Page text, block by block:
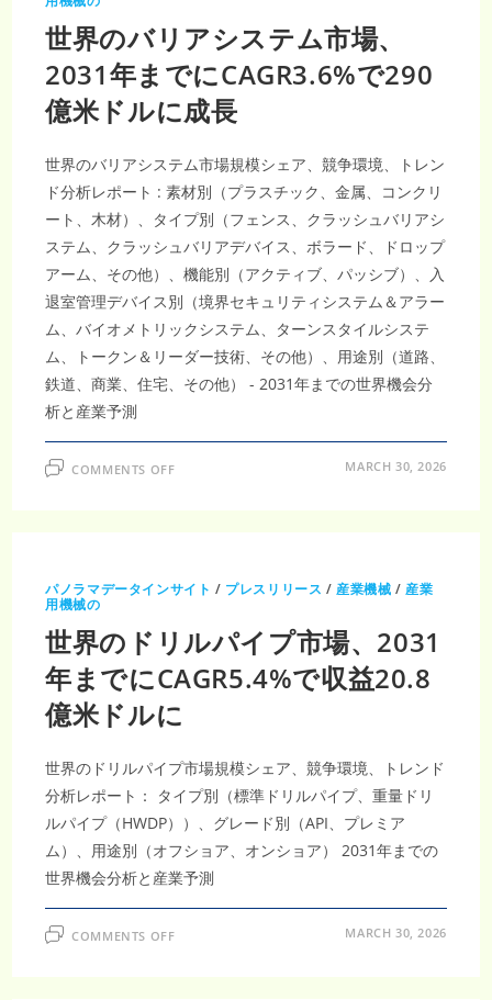
予
測：
2025
年
か
ら
2033
CAGR
は
2.50％
世界のバリアシステム市場、
2031年までにCAGR3.6%で290
億米ドルに成長
世界のバリアシステム市場規模シェア、競争環境、トレン
ド分析レポート : 素材別（プラスチック、金属、コンクリ
ート、木材）、タイプ別（フェンス、クラッシュバリアシ
ステム、クラッシュバリアデバイス、ボラード、ドロップ
アーム、その他）、機能別（アクティブ、パッシブ）、入
退室管理デバイス別（境界セキュリティシステム＆アラー
ム、バイオメトリックシステム、ターンスタイルシステ
ム、トークン＆リーダー技術、その他）、用途別（道路、
鉄道、商業、住宅、その他） - 2031年までの世界機会分
析と産業予測
COMMENTS OFFON
ス
テ
場、
2031
年
ま
で
に
CAGR3.6%
億
米
ド
ル
に
成
長
MARCH 30, 2026
パノラマデータインサイト / プレスリリース /産業機械 /産業
用機械の
世界のドリルパイプ市場、2031
年までにCAGR5.4%で収益20.8
億米ドルに
世界のドリルパイプ市場規模シェア、競争環境、トレンド
分析レポート： タイプ別（標準ドリルパイプ、重量ドリ
ルパイプ（HWDP））、グレード別（API、プレミア
ム）、用途別（オフショア、オンショア） 2031年までの
世界機会分析と産業予測
COMMENTS OFFON MARCH 30, 2026